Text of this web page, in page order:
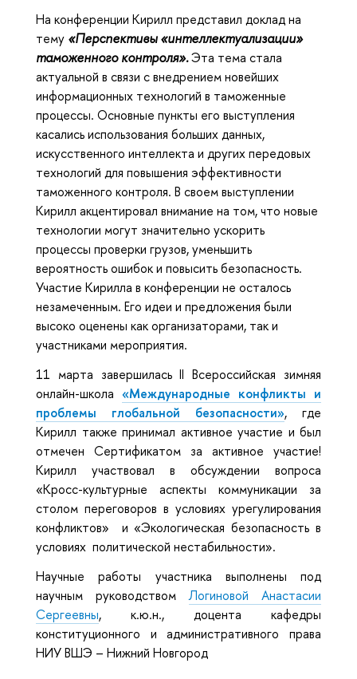
На конференции Кирилл представил доклад на
тему «Перспективы «интеллектуализации»
таможенного контроля».Эта тема стала
актуальной в связи с внедрением новейших
информационных технологий в таможенные
процессы. Основные пункты его выступления
касались использования больших данных,
искусственного интеллекта и других передовых
технологий для повышения эффективности
таможенного контроля. В своем выступлении
Кирилл акцентировал внимание на том, что новые
технологии могут значительно ускорить
процессы проверки грузов, уменьшить
вероятность ошибок и повысить безопасность.
Участие Кирилла в конференции не осталось
незамеченным. Его идеи и предложения были
высоко оценены как организаторами, так и
участниками мероприятия.
11 марта завершиласьII Всероссийская зимняя
онлайн-школа «Международные конфликты и
проблемы глобальной безопасности», где
Кирилл также принимал активное участие и был
отмечен Сертификатом за активное участие!
Кирилл участвовал в обсуждении вопроса
«Кросс-культурные аспекты коммуникации за
столом переговоров в условиях урегулирования
конфликтов» и «Экологическая безопасность в
условиях политической нестабильности».
Научные работы участника выполнены под
научным руководствомЛогиновой Анастасии
Сергеевны, к.ю.н., доцента кафедры
конституционного и административного права
НИУ ВШЭ – Нижний Новгород